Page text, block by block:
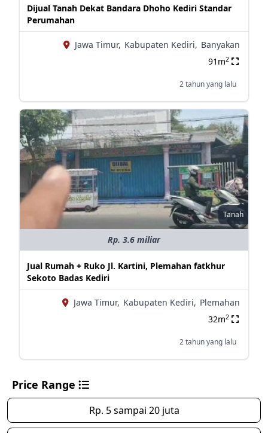
Dijual Tanah Dekat Bandara Dhoho Kediri Standar
Perumahan
Jawa Timur, Kabupaten Kediri, Banyakan
91m2
2 tahun yang lalu
Tanah
Rp. 3.6 miliar
Jual Rumah + Ruko Jl. Kartini, Plemahan fatkhur
Sekoto Badas Kediri
Jawa Timur, Kabupaten Kediri, Plemahan
32m2
2 tahun yang lalu
Price Range
Rp. 5 sampai 20 juta